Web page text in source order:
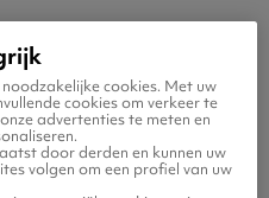
en betalen
of huurauto voor
cookies. Met uw
cookies om verkeer te
advertenties te meten en
door derden en kunnen uw
volgen om een profiel van uw